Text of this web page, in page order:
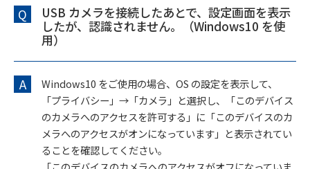
Q
USB カメラを接続したあとで、設定画面を表示
したが、認識されません。（Windows10 を使
用）
A
Windows10 をご使用の場合、OS の設定を表示して、
「プライバシー」→「カメラ」と選択し、「このデバイス
のカメラへのアクセスを許可する」に「このデバイスのカ
メラへのアクセスがオンになっています」と表示されてい
ることを確認してください。